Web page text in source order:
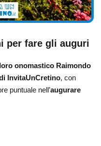
per fare gli auguri
onomastico Raimondo
InvitaUnCretino, con
puntuale nell’augurare